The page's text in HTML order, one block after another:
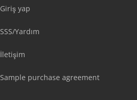
Giriş yap
SSS/Yardım
İletişim
Sample purchase agreement